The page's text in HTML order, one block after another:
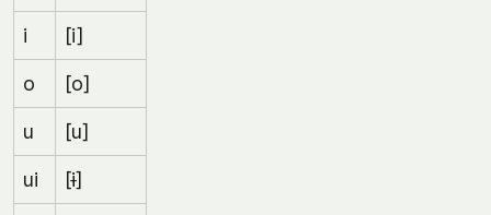
i [i]
o [o]
u [u]
ui [ɨ]